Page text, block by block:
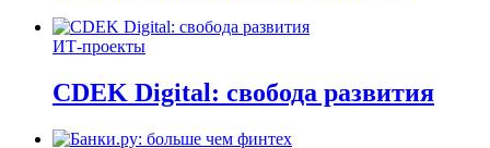
ИТ-проекты
CDEK Digital: свобода развития